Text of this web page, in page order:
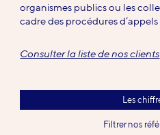
organismes publics ou les
cadre des procédures d’appels
Consulter la liste de nos clients
Les
Filtrer nos